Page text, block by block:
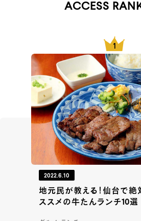
ACCESS
2022.6.10
地元民が教える！仙台で絶
ススメの牛たんランチ10選